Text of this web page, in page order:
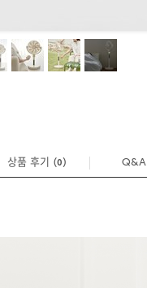
상품 후기 (0) Q&A